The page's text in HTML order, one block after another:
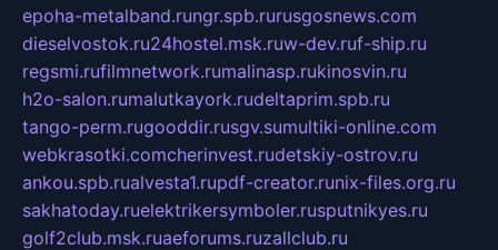
epoha-metalband.rungr.spb.rurusgosnews.com
dieselvostok.ru24hostel.msk.ruw-dev.ruf-ship.ru
regsmi.rufilmnetwork.rumalinasp.rukinosvin.ru
h2o-salon.rumalutkayork.rudeltaprim.spb.ru
tango-perm.rugooddir.rusgv.sumultiki-online.com
webkrasotki.comcherinvest.rudetskiy-ostrov.ru
ankou.spb.rualvesta1.rupdf-creator.runix-files.org.ru
sakhatoday.ruelektrikersymboler.rusputnikyes.ru
golf2club.msk.ruaeforums.ruzallclub.ru